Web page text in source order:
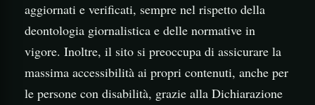
aggiornati e verificati, sempre nel rispetto della
deontologia giornalistica e delle normative in
vigore. Inoltre, il sito si preoccupa di assicurare la
massima accessibilità ai propri contenuti, anche per
le persone con disabilità, grazie alla Dichiarazione